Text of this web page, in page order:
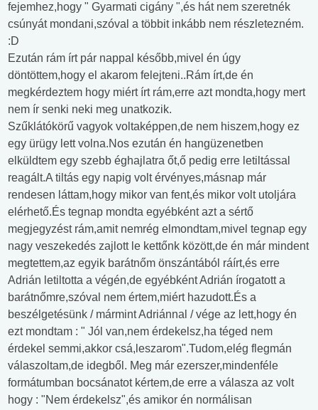
fejemhez,hogy " Gyarmati cigány ",és hát nem szeretnék
csúnyát mondani,szóval a többit inkább nem részletezném.
:D
Ezután rám írt pár nappal később,mivel én úgy
döntöttem,hogy el akarom felejteni..Rám írt,de én
megkérdeztem hogy miért írt rám,erre azt mondta,hogy mert
nem ír senki neki meg unatkozik.
Szűklátókörű vagyok voltaképpen,de nem hiszem,hogy ez
egy ürügy lett volna.Nos ezután én hangüzenetben
elküldtem egy szebb éghajlatra őt,ő pedig erre letiltással
reagált.A tiltás egy napig volt érvényes,másnap már
rendesen láttam,hogy mikor van fent,és mikor volt utoljára
elérhető.És tegnap mondta egyébként azt a sértő
megjegyzést rám,amit nemrég elmondtam,mivel tegnap egy
nagy veszekedés zajlott le kettőnk között,de én már mindent
megtettem,az egyik barátnőm önszántából ráírt,és erre
Adrián letiltotta a végén,de egyébként Adrián írogatott a
barátnőmre,szóval nem értem,miért hazudott.És a
beszélgetésünk / mármint Adriánnal / vége az lett,hogy én
ezt mondtam : " Jól van,nem érdekelsz,ha téged nem
érdekel semmi,akkor csá,leszarom".Tudom,elég flegmán
válaszoltam,de idegből. Meg már ezerszer,mindenféle
formátumban bocsánatot kértem,de erre a válasza az volt
hogy : "Nem érdekelsz",és amikor én normálisan